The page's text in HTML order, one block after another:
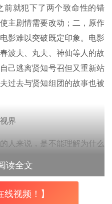
前就犯下了两个致命性的错
主剧情需要改动；二，原作
影难以突破既定印象。电影
波夫、丸夫、神仙等人的故
己逃离贤知号召但又重新站
过去与贤知组团的故事也被
人来说，是不能理解为什么
然他们也不会理解神乃对贤
读全文
线视频！】